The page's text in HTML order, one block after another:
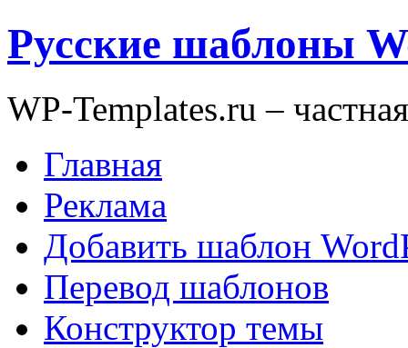
Русские шаблоны
WP-Templates.ru –
Главная
Реклама
Добавить шаблон
Перевод шаблонов
Конструктор темы